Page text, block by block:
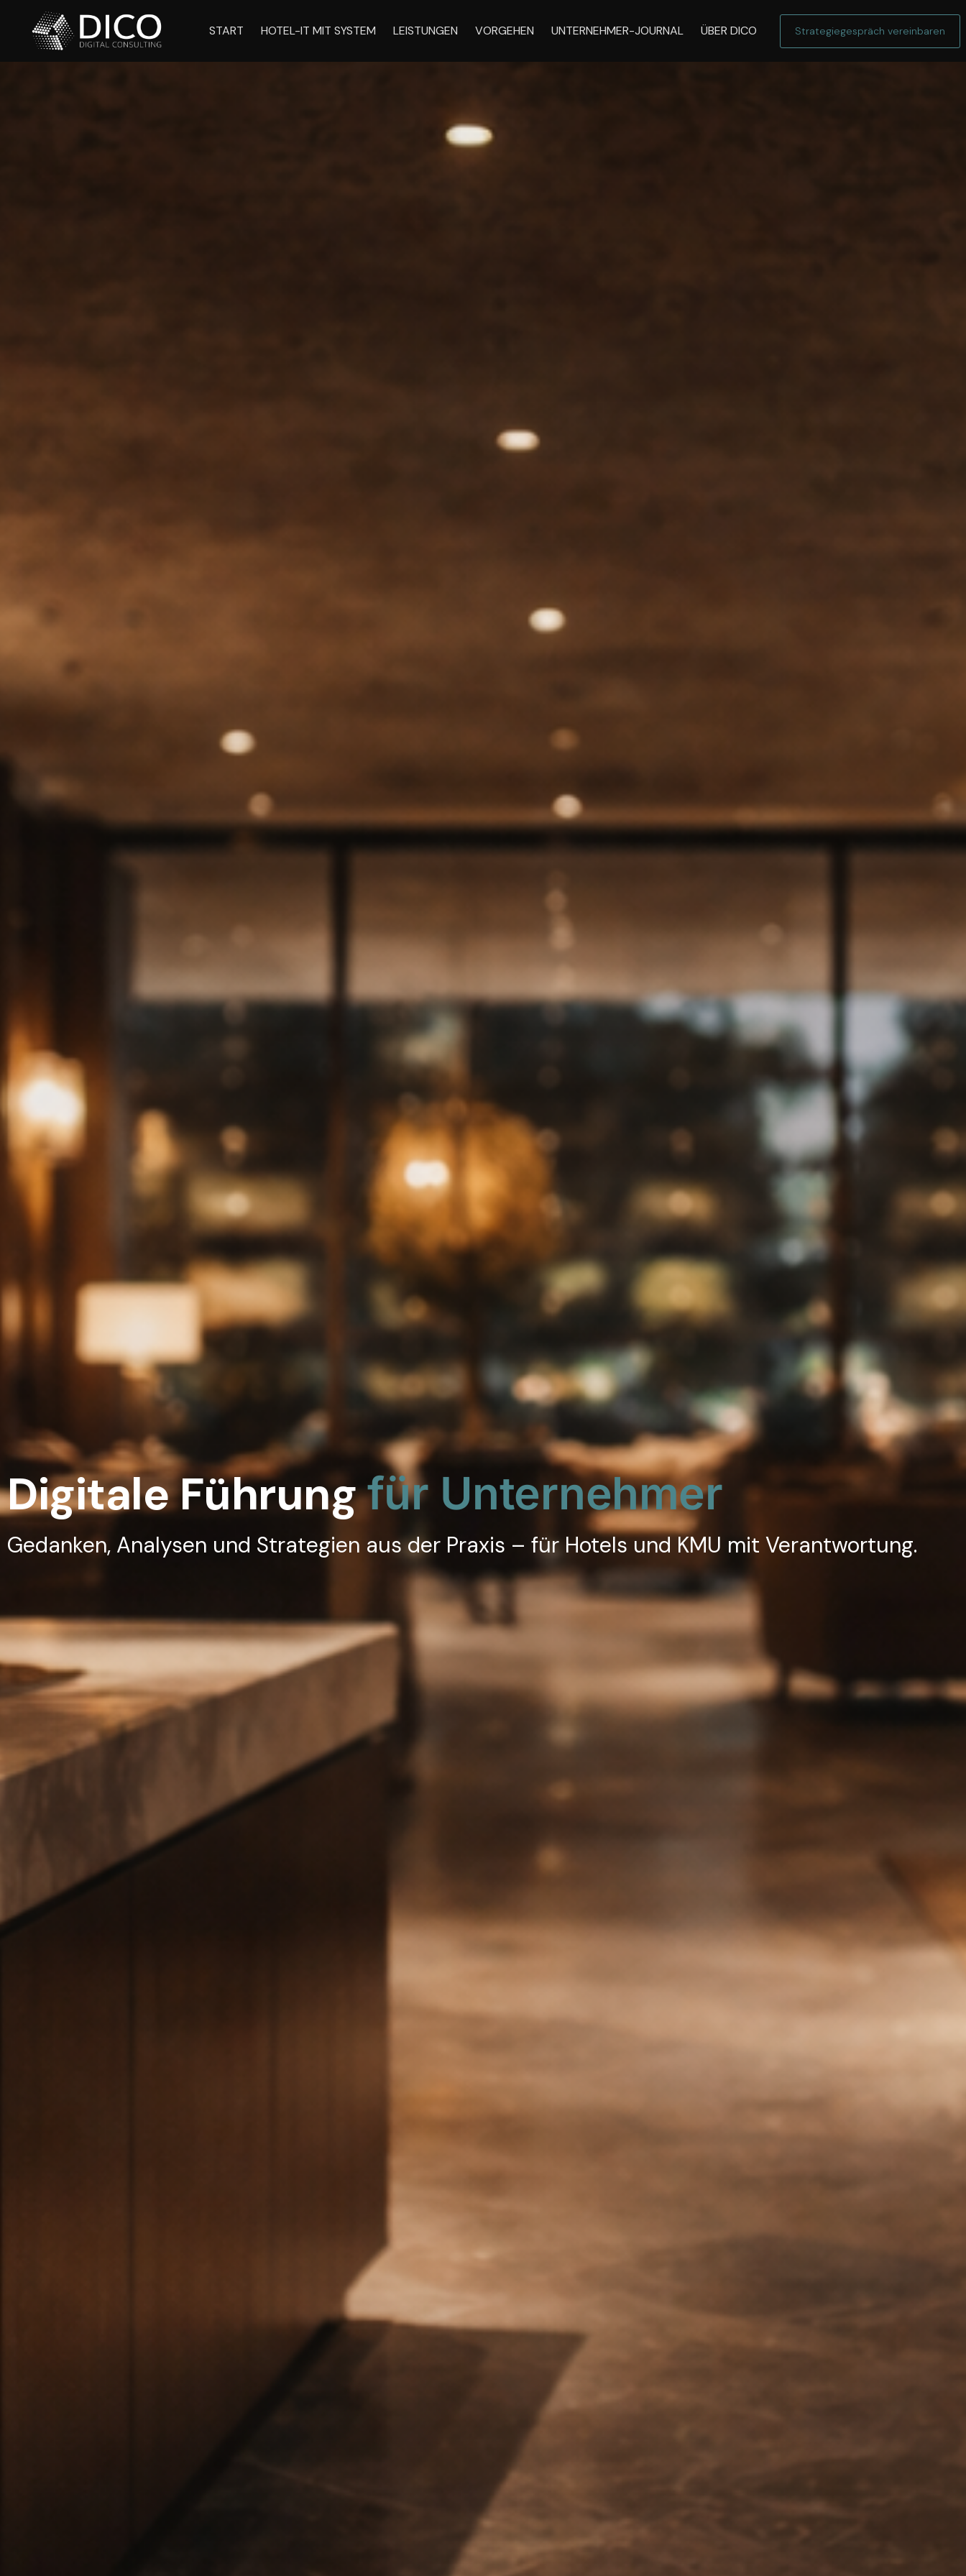
START HOTEL-IT MIT SYSTEM LEISTUNGEN VORGEHEN UNTERNEHMER-JOURNAL ÜBER DICO Strategiegespräch vereinbaren
Digitale Führungfür Unternehmer
Gedanken, Analysen und Strategien aus der Praxis – für Hotels und KMU mit Verantwortung.